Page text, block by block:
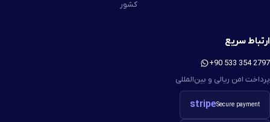
کشور
ارتباط سریع
+90 533 354 2797
پرداخت امن ریالی و بین‌المللی
stripeSecure payment